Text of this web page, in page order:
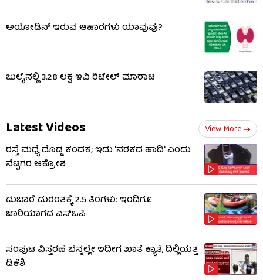
ಅಯೋಡಿನ್ ಇರುವ ಆಹಾರಗಳು ಯಾವುವು?
ಜುಲೈನಲ್ಲಿ 3.28 ಲಕ್ಷ ಇವಿ ರಿಟೇಲ್ ಮಾರಾಟ
Latest Videos View More
ರಸ್ತೆ ಮಧ್ಯೆ ದೊಡ್ಡ ಕಂದಕ; ಇದು 'ನರಕದ ಹಾದಿ' ಎಂದು
ನೆಟ್ಟಿಗರ ಆಕ್ರೋಶ
ದುಬಾರೆ ದುರಂತಕ್ಕೆ 2.5 ತಿಂಗಳು: ಇಂದಿಗೂ
ಜಾರಿಯಾಗದ ಎಸ್‌ಒಪಿ
ಸಂಪುಟ ವಿಸ್ತರಣೆ ಬೆನ್ನಲ್ಲೇ ಇದೀಗ ಖಾತೆ ಕ್ಯಾತೆ, ದಿಲ್ಲಿಯತ್ತ
ಡಿಕೆಶಿ